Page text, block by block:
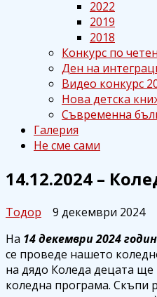
2022
2019
2018
Конкурс по
Ден на
Видео конкурс
Нова детска
Съвременна
Галерия
Не сме сами
14.12.2024 –
Тодор
9 декември 2024
На 14 декември 2024
се проведе нашето
на дядо Коледа децата ще
коледна програма. Скъпи